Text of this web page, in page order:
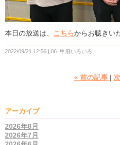
本日の放送は、 こちらからお聴きい
2022/09/21 12:56 06_甲府いろいろ
« 前の記事
アーカイブ
2026年8月
2026年7月